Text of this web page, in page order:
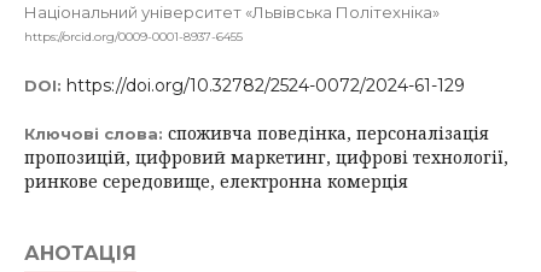
Національний університет «Львівська Політехніка»
https://orcid.org/0009-0001-8937-6455
DOI: https://doi.org/10.32782/2524-0072/2024-61-129
Ключові слова: споживча поведінка, персоналізація
пропозицій, цифровий маркетинг, цифрові технології,
ринкове середовище, електронна комерція
АНОТАЦІЯ